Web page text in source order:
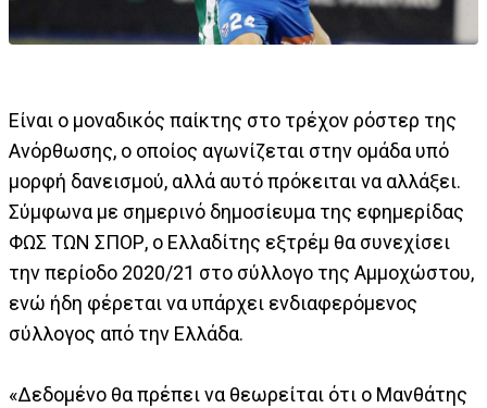
Είναι ο μοναδικός παίκτης στο τρέχον ρόστερ της
Ανόρθωσης, ο οποίος αγωνίζεται στην ομάδα υπό
μορφή δανεισμού, αλλά αυτό πρόκειται να αλλάξει.
Σύμφωνα με σημερινό δημοσίευμα της εφημερίδας
ΦΩΣ ΤΩΝ ΣΠΟΡ, ο Ελλαδίτης εξτρέμ θα συνεχίσει
την περίοδο 2020/21 στο σύλλογο της Αμμοχώστου,
ενώ ήδη φέρεται να υπάρχει ενδιαφερόμενος
σύλλογος από την Ελλάδα.
«Δεδομένο θα πρέπει να θεωρείται ότι ο Μανθάτης